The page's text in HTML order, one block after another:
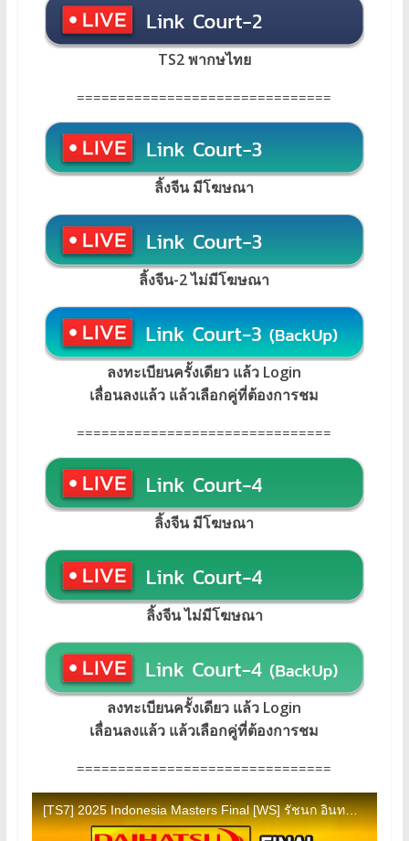
TS2 พากษไทย
===============================
ลิ้งจีน มีโฆษณา
ลิ้งจีน-2 ไม่มีโฆษณา
ลงทะเบียนครั้งเดียว แล้ว Login
เลื่อนลงแล้ว แล้วเลือกคู่ที่ต้องการชม
===============================
ลิ้งจีน มีโฆษณา
ลิ้งจีน ไม่มีโฆษณา
ลงทะเบียนครั้งเดียว แล้ว Login
เลื่อนลงแล้ว แล้วเลือกคู่ที่ต้องการชม
===============================